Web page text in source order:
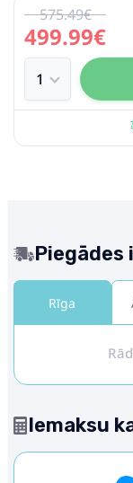
499.99€
575.49€
Piegādes
Rīga
Iemaksu